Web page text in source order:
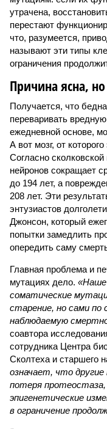
утрачена,
перестают
что, разумеется,
называют эти типы
ограничения
Причина ясна,
Получается, что
переваривать
ежедневной основе,
А вот мозг, от
Согласно
нейронов сокращает
до 194 лет, а
208 лет. Эти
энтузиастов
Джонсон, который
попытки замедлить
опередить саму
Главная проблема и
мутациях дело. «Наше
соматические
старение, но сами по
наблюдаемую
соавтора
сотрудника Центра
Сколтеха и старшего
означает, что
потеря протеостаза,
эпигенетические
в ограничение